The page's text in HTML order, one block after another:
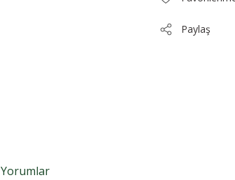
Paylaş
Yorumlar